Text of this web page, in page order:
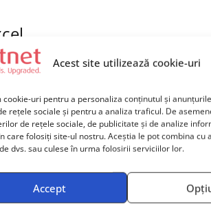
Acest site utilizează cookie-uri
cookie-uri pentru a personaliza conținutul și
rețele sociale și pentru a analiza traficul. De
de rețele sociale, de publicitate și de analize
care folosiți site-ul nostru. Aceștia le pot combina cu
dvs. sau culese în urma folosirii serviciilor lor.
Accept
a datelor complexepoate fi
sau erori
de programare